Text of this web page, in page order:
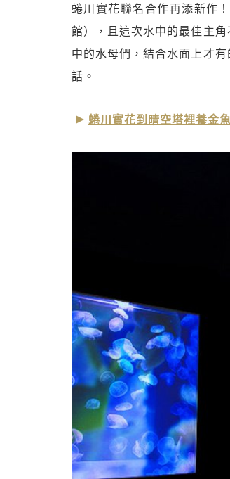
蜷川實花聯名合作再添新作
館），且這次水中的最佳主
中的水母們，結合水面上才
話。
蜷川實花到晴空塔裡養金